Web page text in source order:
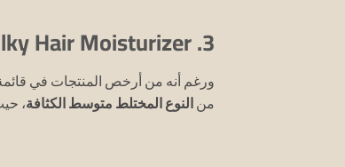
3. African Pride Shea Butter Miracle Silky Hair Moisturizer:
ورغم أنه من أرخص المنتجات في
من النوع المختلط متوسط الكثافة،